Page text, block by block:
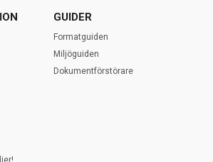
GUIDER
Formatguiden
Miljöguiden
Dokumentförstörare